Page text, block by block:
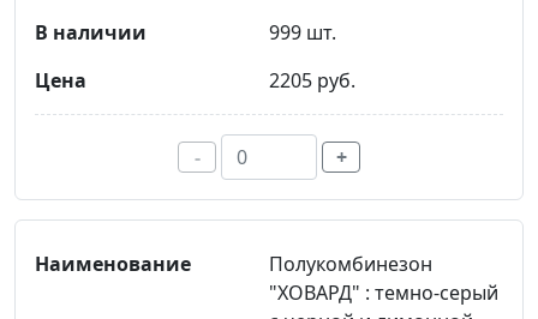
999 шт.
2205 руб.
- +
Полукомбинезон
"ХОВАРД" : темно-серый